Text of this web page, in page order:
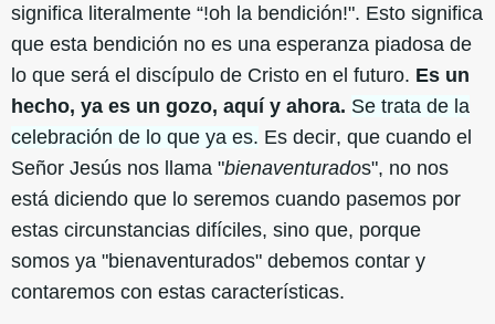
significa literalmente “!oh la bendición!". Esto significa
que esta bendición no es una esperanza piadosa de
lo que será el discípulo de Cristo en el futuro. Es un
hecho, ya es un gozo, aquí y ahora. Se trata de la
celebración de lo que ya es. Es decir, que cuando el
Señor Jesús nos llama "bienaventurados", no nos
está diciendo que lo seremos cuando pasemos por
estas circunstancias difíciles, sino que, porque
somos ya "bienaventurados" debemos contar y
contaremos con estas características.